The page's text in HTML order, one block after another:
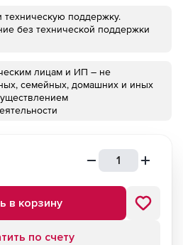
поддержку.
без технической поддержки
лицам и ИП – не
семейных, домашних и иных
в корзину
по счету